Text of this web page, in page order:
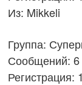
Из: Mikkeli
Группа:
Сообщений: 6
Регистрация: